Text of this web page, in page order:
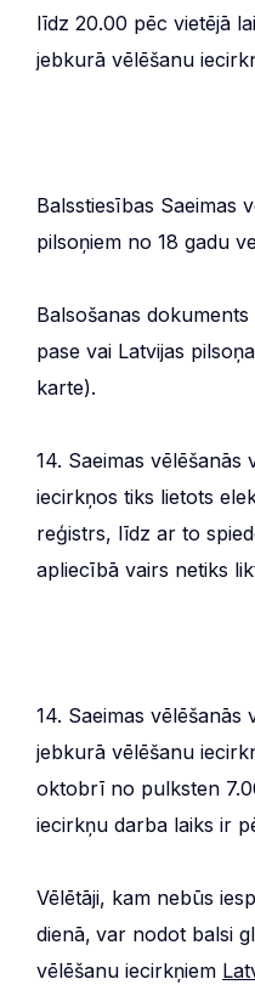
līdz 20.00 pēc vietējā
jebkurā vēlēšanu
Balsstiesības Saeimas
pilsoņiem no 18 gadu
Balsošanas
pase vai Latvijas
karte).
14. Saeimas vēlēšanās
iecirkņos tiks lietots
reģistrs, līdz ar to
apliecībā vairs netiks
14. Saeimas vēlēšanās
jebkurā vēlēšanu
oktobrī no pulksten
iecirkņu darba laiks ir
Vēlētāji, kam nebūs
dienā, var nodot balsi
vēlēšanu iecirkņiem